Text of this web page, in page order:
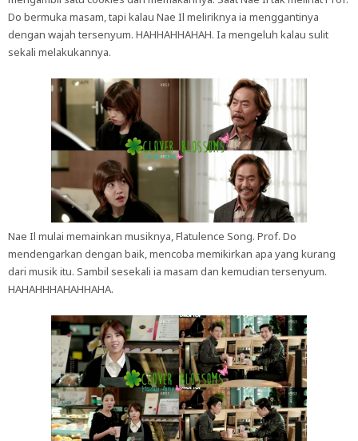
Do bermuka masam, tapi kalau Nae Il meliriknya ia menggantinya
dengan wajah tersenyum. HAHHAHHAHAH. Ia mengeluh kalau sulit
sekali melakukannya.
Nae Il mulai memainkan musiknya, Flatulence Song. Prof. Do
mendengarkan dengan baik, mencoba memikirkan apa yang kurang
dari musik itu. Sambil sesekali ia masam dan kemudian tersenyum.
HAHAHHHAHAHHAHA.